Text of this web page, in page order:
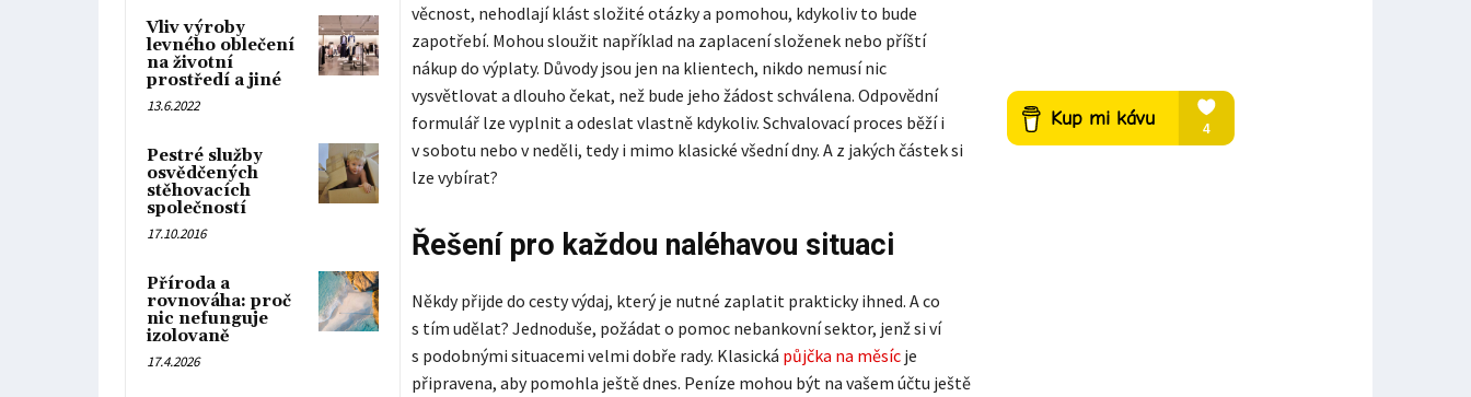
Vliv výroby
levného oblečení
na životní
prostředí a jiné
13.6.2022
Pestré služby
osvědčených
stěhovacích
společností
17.10.2016
Příroda a
rovnováha: proč
nic nefunguje
izolovaně
17.4.2026
věcnost, nehodlají klást složité otázky a pomohou, kdykoliv to bude
zapotřebí. Mohou sloužit například na zaplacení složenek nebo příští
nákup do výplaty. Důvody jsou jen na klientech, nikdo nemusí nic
vysvětlovat a dlouho čekat, než bude jeho žádost schválena. Odpovědní
formulář lze vyplnit a odeslat vlastně kdykoliv. Schvalovací proces běží i
v sobotu nebo v neděli, tedy i mimo klasické všední dny. A z jakých částek si
lze vybírat?
Řešení pro každou naléhavou situaci
Někdy přijde do cesty výdaj, který je nutné zaplatit prakticky ihned. A co
s tím udělat? Jednoduše, požádat o pomoc nebankovní sektor, jenž si ví
s podobnými situacemi velmi dobře rady. Klasická půjčka na měsícje
připravena, aby pomohla ještě dnes. Peníze mohou být na vašem účtu ještě